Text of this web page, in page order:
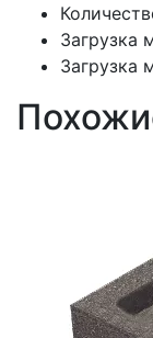
Загрузка
Загрузка